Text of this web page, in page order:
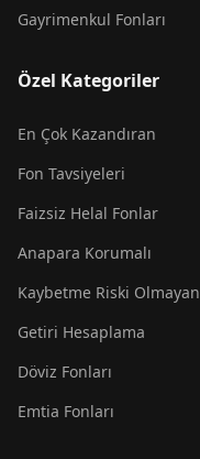
Gayrimenkul Fonları
Özel Kategoriler
En Çok Kazandıran
Fon Tavsiyeleri
Faizsiz Helal Fonlar
Anapara Korumalı
Kaybetme Riski Olmayan
Getiri Hesaplama
Döviz Fonları
Emtia Fonları